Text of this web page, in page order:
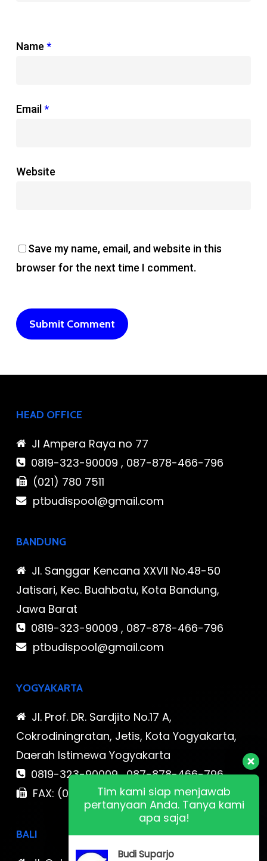
Name *
Email *
Website
Save my name, email, and website in this
browser for the next time I comment.
HEAD OFFICE
Jl Ampera Raya no 77
0819-323-90009 , 087-878-466-796
(021) 780 7511
ptbudispool@gmail.com
BANDUNG
Jl. Sanggar Kencana XXVII No.48-50
Jatisari, Kec. Buahbatu, Kota Bandung,
Jawa Barat
0819-323-90009 , 087-878-466-796
ptbudispool@gmail.com
YOGYAKARTA
Jl. Prof. DR. Sardjito No.17 A,
Cokrodiningratan, Jetis, Kota Yogyakarta,
Daerah Istimewa Yogyakarta
0819-323-90009 , 087-878-466-796
FAX: (021) 780 7511
BALI
Tim kami siap menjawab
pertanyaan Anda. Tanya kami
apa saja!
Budi Suparjo